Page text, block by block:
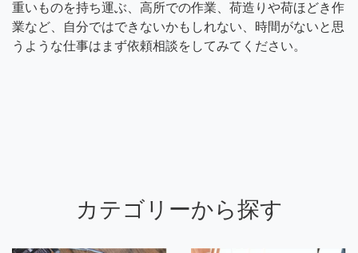
重いものを持ち運ぶ、高所での作業、荷造りや荷ほどき作
業など、自分ではできないかもしれない、時間がないと思
うような仕事はまず依頼相談をしてみてください。
カテゴリーから探す